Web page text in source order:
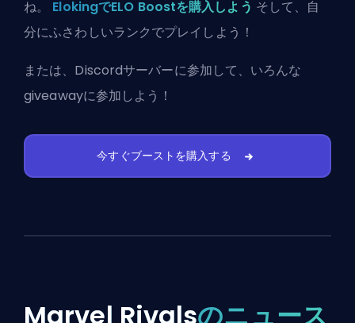
ね。 ElokingでELO Boostを購入しよう そして、自
分にふさわしいランクでプレイしよう！
または、 Discordサーバーに参加して、いろんな
giveawayに参加しよう！
今すぐブーストを購入する
Marvel Rivalsのニュース